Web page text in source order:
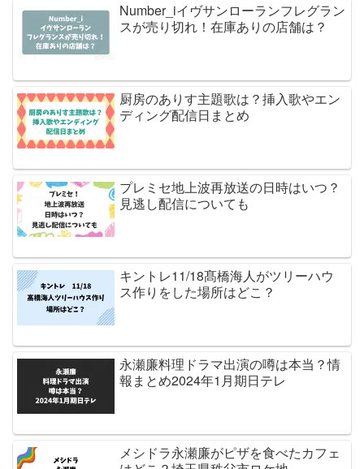
Number_iイヴサンローランフレグラン
スが売り切れ！在庫ありの店舗は？
厨房のありす主題歌は？挿入歌やエン
ディング配信日まとめ
プレミセ地上波再放送の日時はいつ？
見逃し配信についても
キントレ11/18髙橋海人がツリーハウ
ス作りをした場所はどこ？
永瀬廉料理ドラマ出演の噂は本当？情
報まとめ2024年1月期日テレ
メシドラ永瀬廉がピザを食べたカフェ